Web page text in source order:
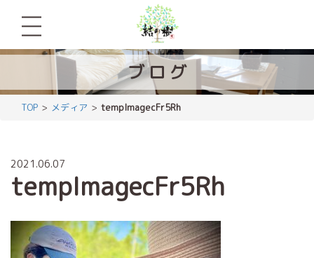
ブロ グ
TOP メディア tempImagecFr5Rh
2021.06.07
tempImagecFr5Rh